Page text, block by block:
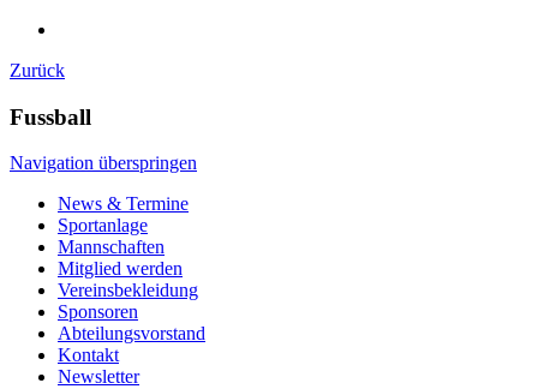
Zurück
Fussball
Navigation überspringen
News & Termine
Sportanlage
Mannschaften
Mitglied werden
Vereinsbekleidung
Sponsoren
Abteilungsvorstand
Kontakt
Newsletter